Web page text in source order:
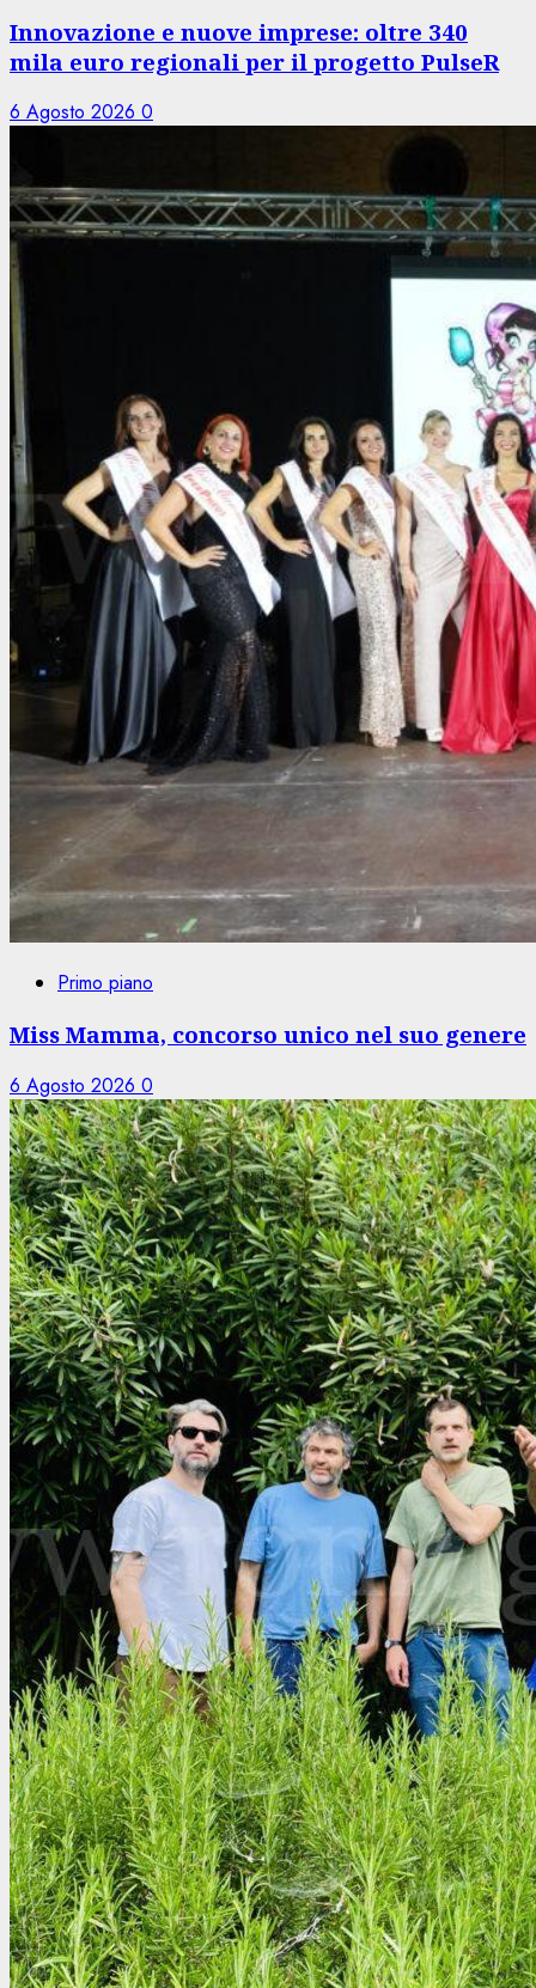
Innovazione e nuove imprese: oltre 340
mila euro regionali per il progetto PulseR
6 Agosto 2026 0
Primo piano
Miss Mamma, concorso unico nel suo genere
6 Agosto 2026 0